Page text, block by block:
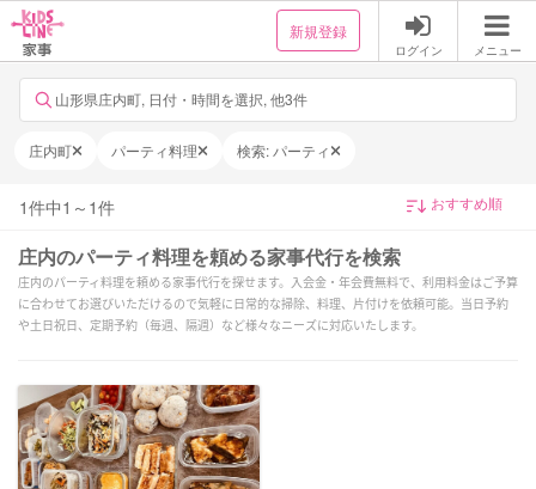
新規登録
ログイン メニュー
山形県庄内町, 日付・時間を選択, 他3件
庄内町 パーティ料理 検索: パーティ
1件中1 ～ 1件
庄内のパーティ料理を頼める家事代行を検索
庄内のパーティ料理を頼める家事代行を探せます。入会金・年会費無料で、利用料金はご予算
に合わせてお選びいただけるので気軽に日常的な掃除、料理、片付けを依頼可能。当日予約
や土日祝日、定期予約（毎週、隔週）など様々なニーズに対応いたします。